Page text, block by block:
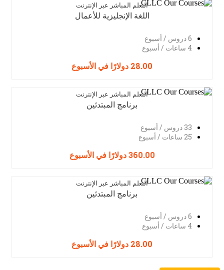
التعلم المباشر عبر الإنترنت
اللغة الإنجليزية للأعمال
28.00 دولارًا في الأسبوع
التعلم المباشر عبر الإنترنت
برنامج المبتدئين
33 دروس / أسبوع
25 ساعات / أسبوع
360.00 دولارًا في الأسبوع
التعلم المباشر عبر الإنترنت
برنامج المبتدئين
28.00 دولارًا في الأسبوع